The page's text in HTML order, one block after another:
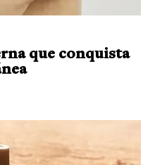
que conquista